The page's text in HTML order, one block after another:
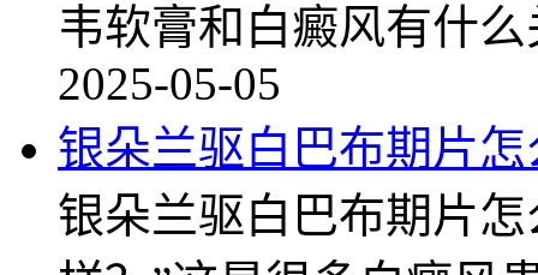
韦软膏和白癜风有什
2025-05-05
银朵兰驱白巴布期片怎
银朵兰驱白巴布期片